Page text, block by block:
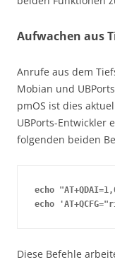
Aufwachen aus
Anrufe aus dem
Mobian und
pmOS ist dies
UBPorts-Entwickler
folgenden beiden
echo
echo
Diese Befehle